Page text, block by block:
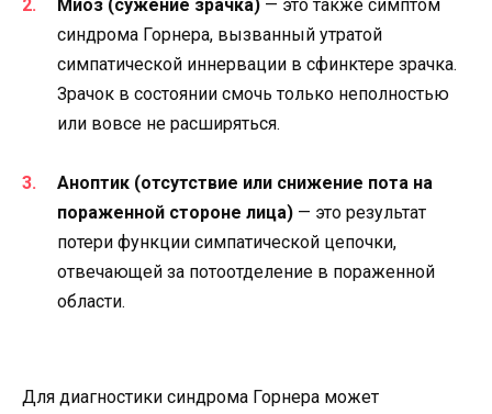
Миоз (сужение зрачка) — это также симптом
синдрома Горнера, вызванный утратой
симпатической иннервации в сфинктере зрачка.
Зрачок в состоянии смочь только неполностью
или вовсе не расширяться.
Аноптик (отсутствие или снижение пота на
пораженной стороне лица) — это результат
потери функции симпатической цепочки,
отвечающей за потоотделение в пораженной
области.
Для диагностики синдрома Горнера может